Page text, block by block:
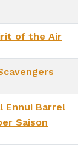
of the Air
Ennui Barrel
Saison